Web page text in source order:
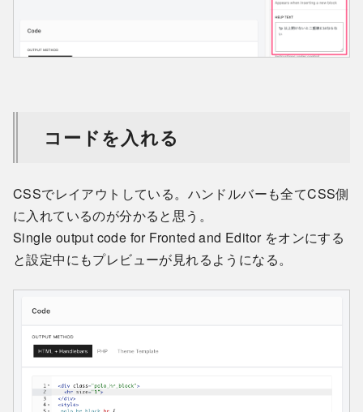
コードを入れる
CSSでレイアウトしている。ハンドルバーも全てCSS側
に入れているのが分かると思う。
Single output code for Fronted and Editor をオンにする
と設定中にもプレビューが見れるようになる。